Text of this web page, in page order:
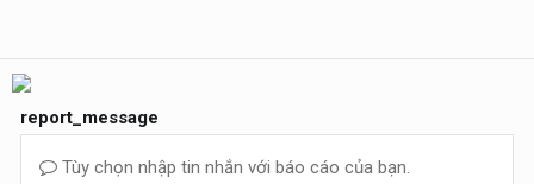
report_message
Tùy chọn nhập tin nhắn với báo cáo của bạn.